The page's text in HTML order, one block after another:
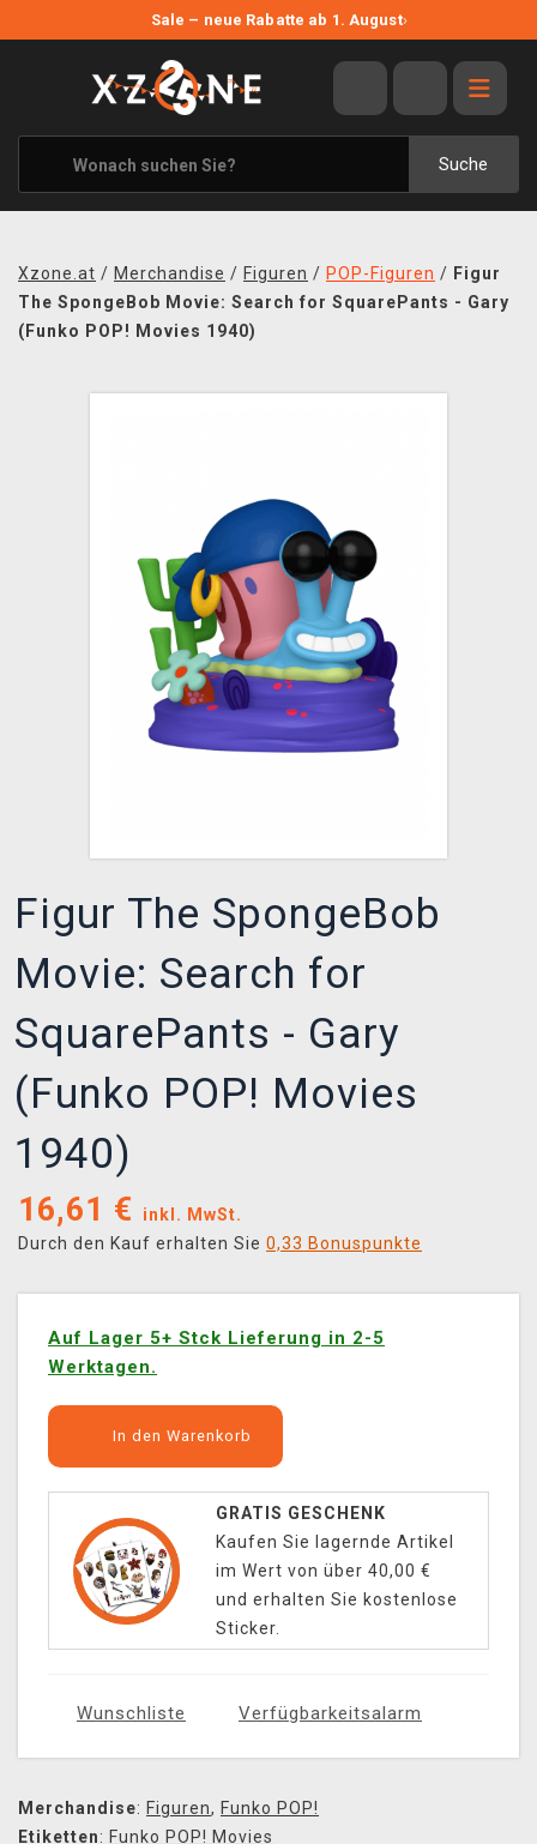
Sale – neue Rabatte ab 1. August›
Suche
ANGEBOTE
ALLE MARKEN
XZONE ORIGINALS
KLEIDUNG & ACCESSOIRES
BÜCHER & COMICS
XZONE CLUB
Xzone.at / Merchandise / Figuren / POP-Figuren / Figur
The SpongeBob Movie: Search for SquarePants - Gary
(Funko POP! Movies 1940)
Figur The SpongeBob
Movie: Search for
SquarePants - Gary
(Funko POP! Movies
1940)
16,61 €
inkl. MwSt.
Durch den Kauf erhalten Sie 0,33 Bonuspunkte
Auf Lager 5+ Stck Lieferung in 2-5
Werktagen.
In den Warenkorb
GRATIS GESCHENK
Kaufen Sie lagernde Artikel
im Wert von über 40,00 €
und erhalten Sie kostenlose
Sticker.
Wunschliste Verfügbarkeitsalarm
Merchandise: Figuren, Funko POP!
Etiketten: Funko POP! Movies